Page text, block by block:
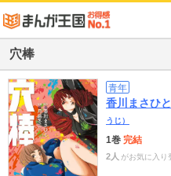
穴棒
青年
香川まさひと
うじ）
1巻 完結
2人 がお気に入り